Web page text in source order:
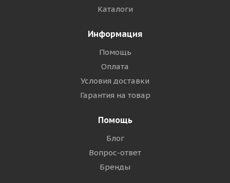
Каталоги
Информация
Помощь
Оплата
Условия доставки
Гарантия на товар
Помощь
Блог
Вопрос-ответ
Бренды